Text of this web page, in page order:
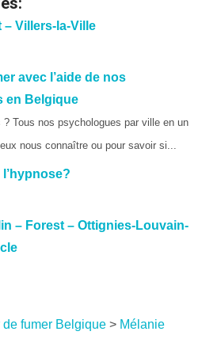
Villers-la-Ville
avec l’aide de nos
en Belgique
Tous nos psychologues par ville en un
nous connaître ou pour savoir si...
l’hypnose?
– Forest – Ottignies-Louvain-
de fumer Belgique > Mélanie